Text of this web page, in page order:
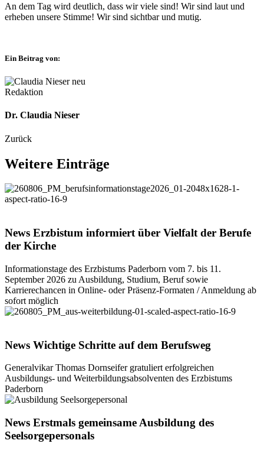
An dem Tag wird deutlich, dass wir viele sind! Wir sind laut und
erheben unsere Stimme! Wir sind sichtbar und mutig.
Ein Beitrag von:
Redaktion
Dr. Claudia Nieser
Zurück
Weitere Einträge
News Erzbistum informiert über Vielfalt der Berufe
der Kirche
Informationstage des Erzbistums Paderborn vom 7. bis 11.
September 2026 zu Ausbildung, Studium, Beruf sowie
Karrierechancen in Online- oder Präsenz-Formaten / Anmeldung ab
sofort möglich
News Wichtige Schritte aufdem Berufsweg
Generalvikar Thomas Dornseifer gratuliert erfolgreichen
Ausbildungs- und Weiterbildungsabsolventen des Erzbistums
Paderborn
News Erstmals gemeinsame Ausbildung des
Seelsorgepersonals